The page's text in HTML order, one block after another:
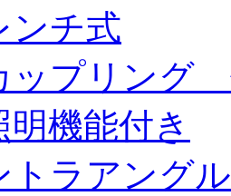
ンチ式
ップリング
明機能付き
トラアングル